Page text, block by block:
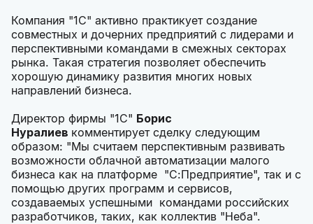
Компания "1С" активно практикует создание
совместных и дочерних предприятий с лидерами и
перспективными командами в смежных секторах
рынка. Такая стратегия позволяет обеспечить
хорошую динамику развития многих новых
направлений бизнеса.
Директор фирмы "1С" Борис
Нуралиев комментирует сделку следующим
образом: "Мы считаем перспективным развивать
возможности облачной автоматизации малого
бизнеса как на платформе "С:Предприятие", так и с
помощью других программ и сервисов,
создаваемых успешными командами российских
разработчиков, таких, как коллектив "Неба".